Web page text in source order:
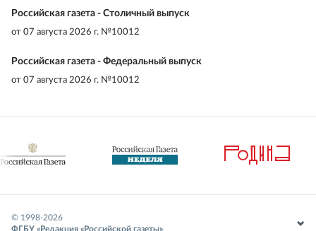
Российская газета - Столичный выпуск
от 07 августа 2026 г. №10012
Российская газета - Федеральный выпуск
от 07 августа 2026 г. №10012
© 1998-2026
ФГБУ «Редакция «Российской газеты»